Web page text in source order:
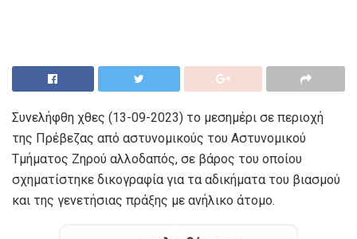
Συνελήφθη χθες (13-09-2023) το μεσημέρι σε περιοχή
της Πρέβεζας από αστυνομικούς του Αστυνομικού
Τμήματος Ζηρού αλλοδαπός, σε βάρος του οποίου
σχηματίστηκε δικογραφία για τα αδικήματα του βιασμού
και της γενετήσιας πράξης με ανήλικο άτομο.